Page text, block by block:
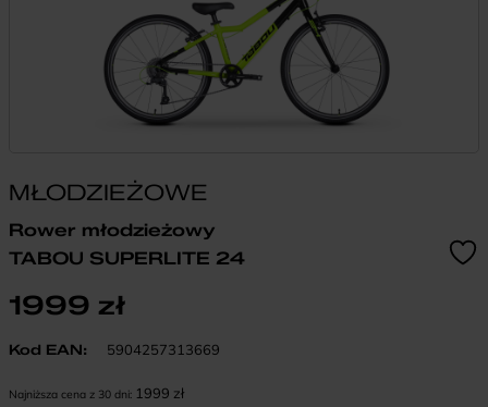
MŁODZIEŻOWE
Rower młodzieżowy
TABOU SUPERLITE 24
1999 zł
Kod EAN: 5904257313669
Najniższa cena z 30 dni: 1999 zł